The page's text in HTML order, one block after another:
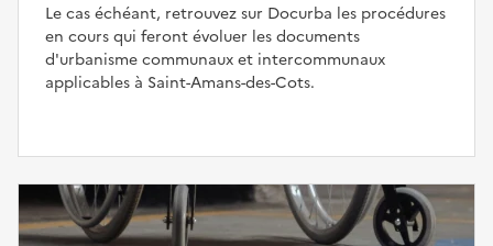
Le cas échéant, retrouvez sur Docurba les procédures
en cours qui feront évoluer les documents
d'urbanisme communaux et intercommunaux
applicables à Saint-Amans-des-Cots.